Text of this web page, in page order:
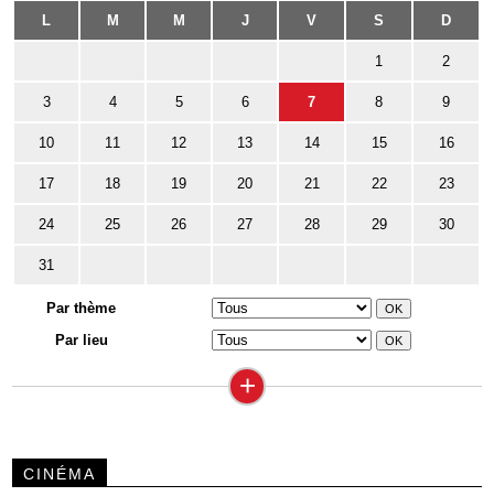
L M M J V S D
1 2
3 4 5 6 7 8 9
10 11 12 13 14 15 16
17 18 19 20 21 22 23
24 25 26 27 28 29 30
31
Par thème
Par lieu
+
CINÉMA